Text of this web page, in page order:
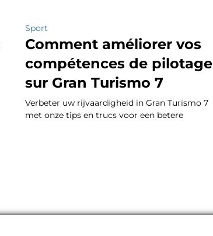
Sport
Comment améliorer vos
compétences de pilotage
sur Gran Turismo 7
Verbeter uw rijvaardigheid in Gran Turismo 7
met onze tips en trucs voor een betere